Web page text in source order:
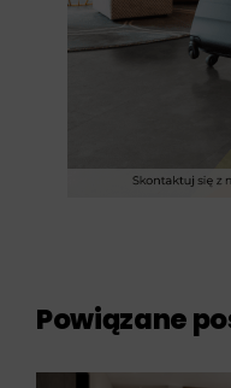
Powiązane